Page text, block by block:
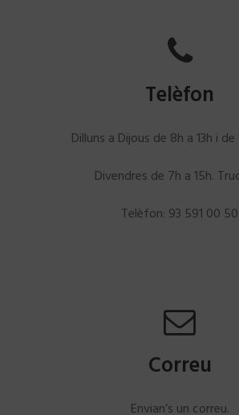
Telèfon
Dilluns a Dijous de 8h a 13h i de
Divendres de 7h a 15h.
Telèfon: 93 591 00 50
Correu
Envian’s un correu.